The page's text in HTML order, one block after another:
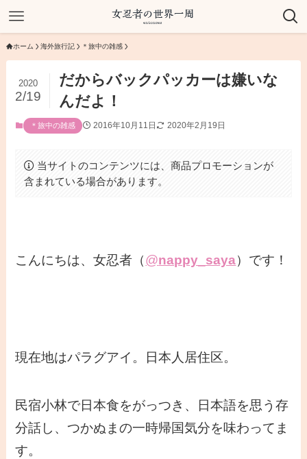
ホーム 海外旅行記 ＊旅中の雑感
だからバックパッカーは嫌いな
んだよ！
2020
2/19
＊旅中の雑感 2016年10月11日 2020年2月19日
当サイトのコンテンツには、商品プロモーションが
含まれている場合があります。
こんにちは、女忍者（@nappy_saya）です！
現在地はパラグアイ。日本人居住区。
民宿小林で日本食をがっつき、日本語を思う存
分話し、つかぬまの一時帰国気分を味わってま
す。